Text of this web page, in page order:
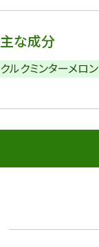
主な成分
クルクミンターメロン